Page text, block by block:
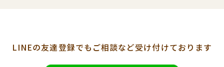
LINEの友達登録でも ご相談など受け付けております